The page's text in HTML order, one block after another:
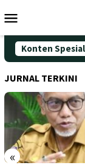
ke
Mobile
Konten Spesial
ke-25 dengan
JURNAL TERKINI
«